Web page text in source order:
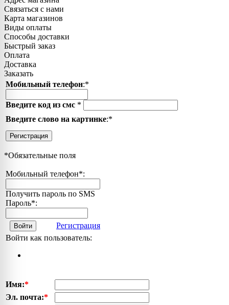
Связаться с нами
Карта магазинов
Виды оплаты
Способы доставки
Быстрый заказ
Оплата
Доставка
Заказать
Мобильный телефон:*
Введите код из смс *
Введите слово на картинке:*
Регистрация
*Обязательные поля
Мобильный телефон*:
Получить пароль по SMS
Пароль*:
Войти
Регистрация
Войти как пользователь:
Имя:*
Эл. почта:*